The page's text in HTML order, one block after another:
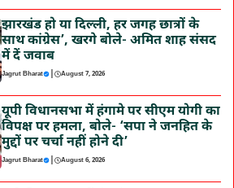
झारखंड हो या दिल्ली, हर जगह छात्रों के
साथ कांग्रेस’, खरगे बोले- अमित शाह संसद
में दें जवाब
Jagrut Bharat | August 7, 2026
यूपी विधानसभा में हंगामे पर सीएम योगी का
विपक्ष पर हमला, बोले- ‘सपा ने जनहित के
मुद्दों पर चर्चा नहीं होने दी’
Jagrut Bharat | August 6, 2026